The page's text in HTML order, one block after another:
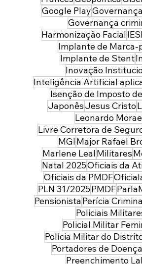
Google Play
Governança
Harmonização Facial
Implante de Marca-
Implante de Stent
Inovação
Isenção de Imposto
JaponêsJesus Cristo
Leonardo
Livre Corretora de
MGIMajor Rafael
Marlene LealMilitares
Natal 2025Oficiais da
Oficiais da PMDF
PLN 31/2025PMDF
PensionistaPerícia
Policiais
Policial Militar
Polícia Militar do
Portadores de
Preenchimento